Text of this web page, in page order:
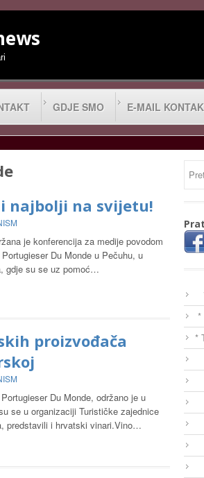
GDJE SMO E-MAIL
najbolji na svijetu!
je konferencija za medije povodom
Du Monde u Pečuhu, u
gdje su se uz pomoć…
proizvođača
Du Monde, održano je u
se u organizaciji Turističke zajednice
predstavili i hrvatski vinari.Vino…
*
*